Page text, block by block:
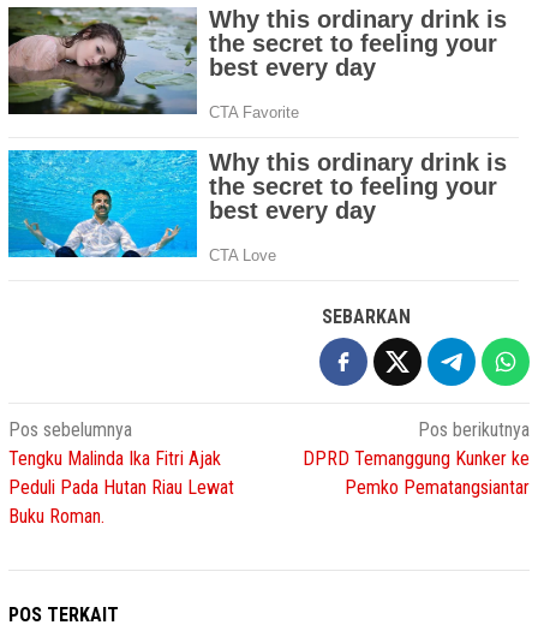
SEBARKAN
Navigasi
pos
Pos sebelumnya
Tengku Malinda Ika Fitri Ajak
Peduli Pada Hutan Riau Lewat
Buku Roman.
Pos berikutnya
DPRD Temanggung Kunker ke
Pemko Pematangsiantar
POS TERKAIT